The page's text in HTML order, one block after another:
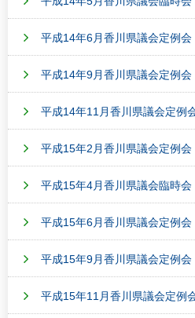
平成14年6月香川県議会定例
平成14年9月香川県議会定例
平成14年11月香川県議会定
平成15年2月香川県議会定例
平成15年4月香川県議会臨時
平成15年6月香川県議会定例
平成15年9月香川県議会定例
平成15年11月香川県議会定